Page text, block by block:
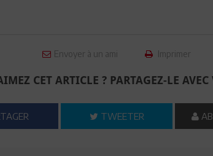
Envoyer à un ami Imprimer
CET ARTICLE ? PARTAGEZ-LE
TWEETER